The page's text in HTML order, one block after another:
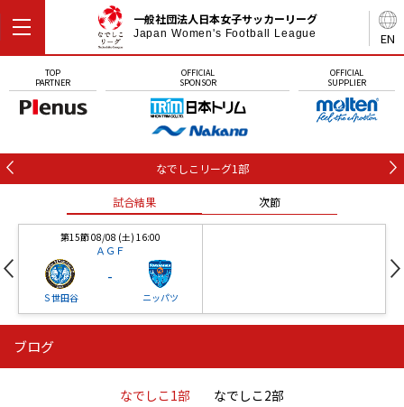
EN
一般社団法人日本女子サッカーリーグ
Japan Women's Football League
TOP
PARTNER
OFFICIAL
SPONSOR
OFFICIAL
SUPPLIER
なでしこリーグ1部
試合結果 次節
第15節 08/08 (土) 16:00
ＡＧＦ
Ｓ世田谷
-
ニッパツ
ニッパツ 石人の星
ブログ
なでしこ1部 なでしこ2部